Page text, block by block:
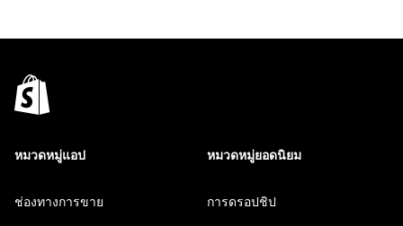
หมวดหมู่แอป
ช่องทางการขาย
หมวดหมู่ยอดนิยม
การดรอปชิป